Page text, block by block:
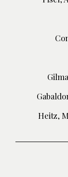
Heitz,